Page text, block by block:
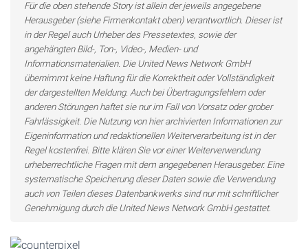
Für die oben stehende Story ist allein der jeweils angegebene
Herausgeber (siehe Firmenkontakt oben) verantwortlich. Dieser ist
in der Regel auch Urheber des Pressetextes, sowie der
angehängten Bild-, Ton-, Video-, Medien- und
Informationsmaterialien. Die United News Network GmbH
übernimmt keine Haftung für die Korrektheit oder Vollständigkeit
der dargestellten Meldung. Auch bei Übertragungsfehlern oder
anderen Störungen haftet sie nur im Fall von Vorsatz oder grober
Fahrlässigkeit. Die Nutzung von hier archivierten Informationen zur
Eigeninformation und redaktionellen Weiterverarbeitung ist in der
Regel kostenfrei. Bitte klären Sie vor einer Weiterverwendung
urheberrechtliche Fragen mit dem angegebenen Herausgeber. Eine
systematische Speicherung dieser Daten sowie die Verwendung
auch von Teilen dieses Datenbankwerks sind nur mit schriftlicher
Genehmigung durch die United News Network GmbH gestattet.